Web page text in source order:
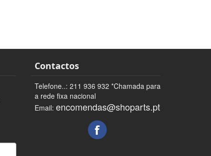
Contactos
Telefone..: 211 936 932 *Chamada para
a rede fixa nacional
Email: encomendas@shoparts.pt